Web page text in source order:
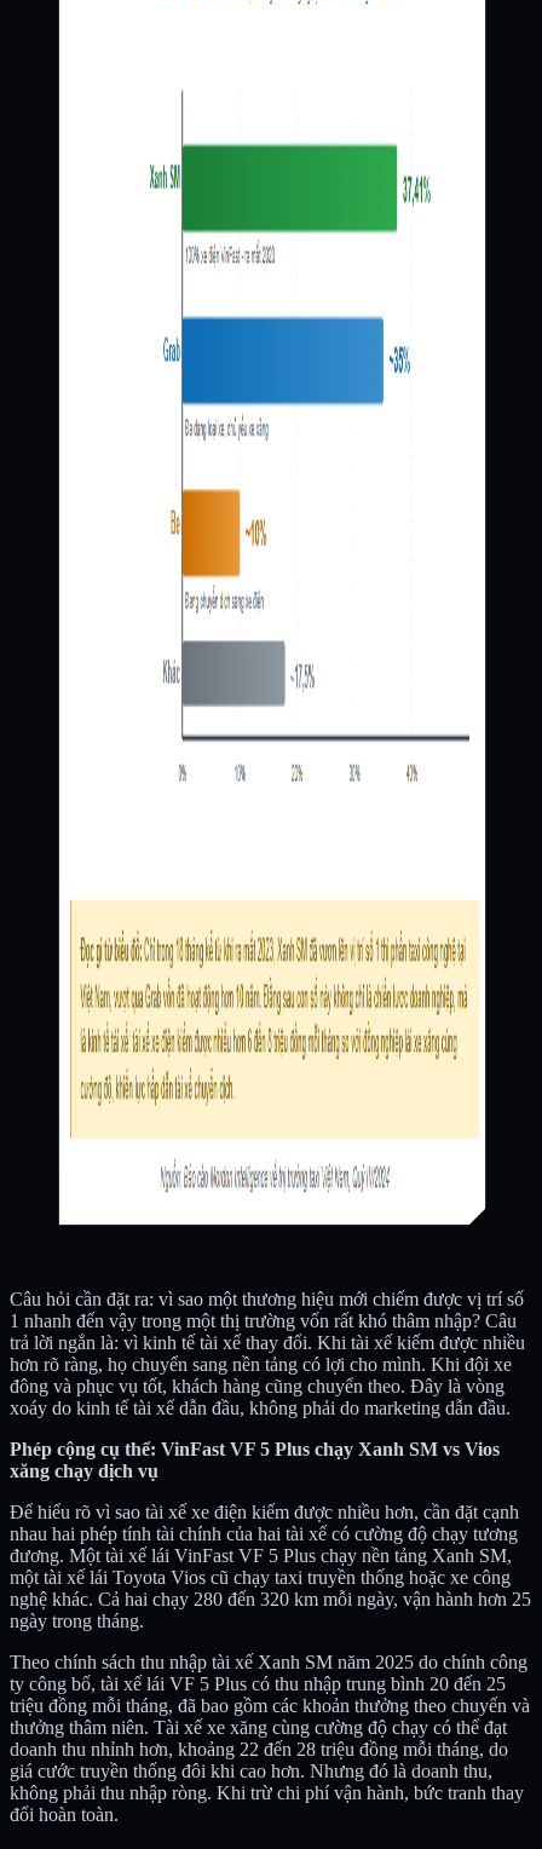
Câu hỏi cần đặt ra: vì sao một thương hiệu mới chiếm được vị trí số
1 nhanh đến vậy trong một thị trường vốn rất khó thâm nhập? Câu
trả lời ngắn là: vì kinh tế tài xế thay đổi. Khi tài xế kiếm được nhiều
hơn rõ ràng, họ chuyển sang nền tảng có lợi cho mình. Khi đội xe
đông và phục vụ tốt, khách hàng cũng chuyển theo. Đây là vòng
xoáy do kinh tế tài xế dẫn đầu, không phải do marketing dẫn đầu.
Phép cộng cụ thể: VinFast VF 5 Plus chạy Xanh SM vs Vios
xăng chạy dịch vụ
Để hiểu rõ vì sao tài xế xe điện kiếm được nhiều hơn, cần đặt cạnh
nhau hai phép tính tài chính của hai tài xế có cường độ chạy tương
đương. Một tài xế lái VinFast VF 5 Plus chạy nền tảng Xanh SM,
một tài xế lái Toyota Vios cũ chạy taxi truyền thống hoặc xe công
nghệ khác. Cả hai chạy 280 đến 320 km mỗi ngày, vận hành hơn 25
ngày trong tháng.
Theo chính sách thu nhập tài xế Xanh SM năm 2025 do chính công
ty công bố, tài xế lái VF 5 Plus có thu nhập trung bình 20 đến 25
triệu đồng mỗi tháng, đã bao gồm các khoản thưởng theo chuyến và
thưởng thâm niên. Tài xế xe xăng cùng cường độ chạy có thể đạt
doanh thu nhỉnh hơn, khoảng 22 đến 28 triệu đồng mỗi tháng, do
giá cước truyền thống đôi khi cao hơn. Nhưng đó là doanh thu,
không phải thu nhập ròng. Khi trừ chi phí vận hành, bức tranh thay
đổi hoàn toàn.